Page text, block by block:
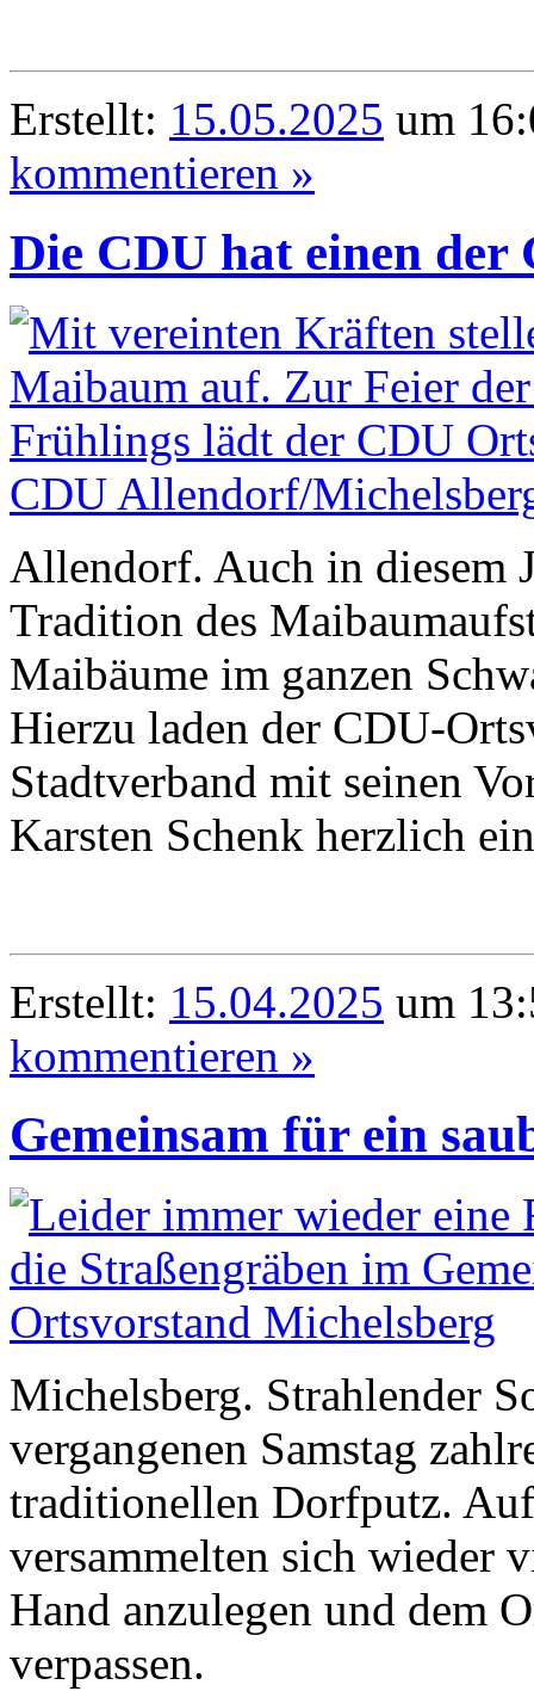
Erstellt: 15.05.2025 um
kommentieren »
Die CDU hat einen
Allendorf. Auch in diesem
Tradition des
Maibäume im ganzen
Hierzu laden der CDU-
Stadtverband mit seinen
Karsten Schenk herzlich
Erstellt: 15.04.2025 um
kommentieren »
Gemeinsam für ein
Michelsberg. Strahlender
vergangenen Samstag
traditionellen Dorfputz.
versammelten sich wieder
Hand anzulegen und dem
verpassen.